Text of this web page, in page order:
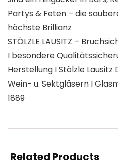
Partys & Feten – die
höchste Brillianz
STÖLZLE LAUSITZ –
I besondere
Herstellung I Stölzle Lausitz
Wein- u. Sektgläsern I
1889
Related Products